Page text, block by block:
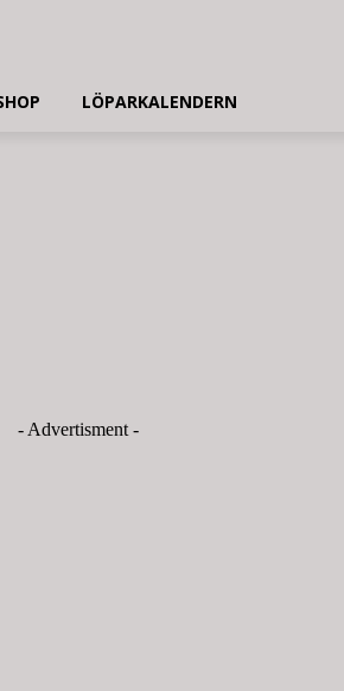
LÖPARKALENDERN
- Advertisment -